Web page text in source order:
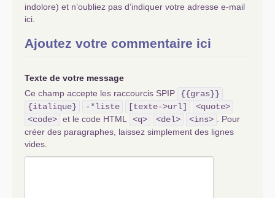
indolore) et n’oubliez pas d’indiquer votre adresse e-mail
ici.
Ajoutez votre commentaire ici
Texte de votre message
Ce champ accepte les raccourcis SPIP
{{gras}}
{italique}
-*liste [texte->url]
<quote>
<code> et le code HTML <q> <del> <ins>
. Pour
créer des paragraphes, laissez simplement des lignes
vides.